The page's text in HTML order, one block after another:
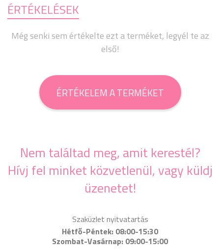
ÉRTÉKELÉSEK
Még senki sem értékelte ezt a terméket, legyél te az
első!
ÉRTÉKELEM A TERMÉKET
Nem találtad meg, amit kerestél?
Hívj fel minket közvetlenül, vagy küldj
üzenetet!
Szaküzlet nyitvatartás
Hétfő-Péntek: 08:00-15:30
Szombat-Vasárnap: 09:00-15:00